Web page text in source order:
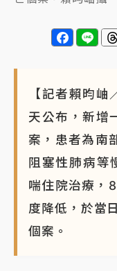
【記者賴昀
天公布，新增
案，患者為南
阻塞性肺病等
喘住院治療，
度降低，於當
個案。